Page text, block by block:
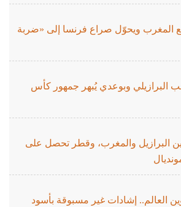
المغرب ويحوّل صراع فرنسا إلى «ضربة
البرازيلي وبوعدي يُبهر جمهور كأس
البرازيل والمغرب، وقطر تحصل على
العالم.. إشادات غير مسبوقة بأسود